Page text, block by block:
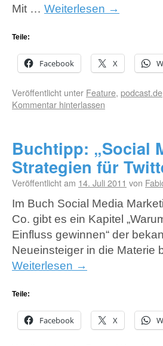
Mit … Weiterlesen →
Teile:
Facebook X
Veröffentlicht unter Feature, podcast.de
Kommentar hinterlassen
Buchtipp: „Social
Strategien für
Veröffentlicht am 14. Juli 2011 von
Im Buch Social Media
Co. gibt es ein Kapitel
Einfluss gewinnen“ der
Neueinsteiger in die
Weiterlesen →
Teile:
Facebook X